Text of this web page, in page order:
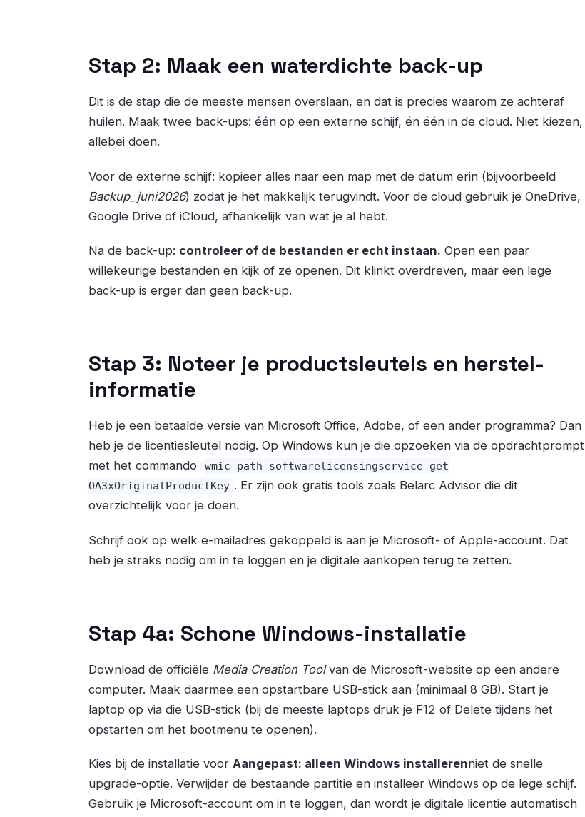
Stap 2: Maak een waterdichte back-up
Dit is de stap die de meeste mensen overslaan, en dat is precies waarom ze achteraf
huilen. Maak twee back-ups: één op een externe schijf, én één in de cloud. Niet kiezen,
allebei doen.
Voor de externe schijf: kopieer alles naar een map met de datum erin (bijvoorbeeld
Backup_juni2026) zodat je het makkelijk terugvindt. Voor de cloud gebruik je OneDrive,
Google Drive of iCloud, afhankelijk van wat je al hebt.
Na de back-up: controleer of de bestanden er echt instaan. Open een paar
willekeurige bestanden en kijk of ze openen. Dit klinkt overdreven, maar een lege
back-up is erger dan geen back-up.
Stap 3: Noteer je productsleutels en herstel-
informatie
Heb je een betaalde versie van Microsoft Office, Adobe, of een ander programma? Dan
heb je de licentiesleutel nodig. Op Windows kun je die opzoeken via de opdrachtprompt
met het commando
wmic path softwarelicensingservice get
OA3xOriginalProductKey . Er zijn ook gratis tools zoals Belarc Advisor die dit
overzichtelijk voor je doen.
Schrijf ook op welk e-mailadres gekoppeld is aan je Microsoft- of Apple-account. Dat
heb je straks nodig om in te loggen en je digitale aankopen terug te zetten.
Stap 4a: Schone Windows-installatie
Download de officiële Media Creation Toolvan de Microsoft-website op een andere
computer. Maak daarmee een opstartbare USB-stick aan (minimaal 8 GB). Start je
laptop op via die USB-stick (bij de meeste laptops druk je F12 of Delete tijdens het
opstarten om het bootmenu te openen).
Kies bij de installatie voor Aangepast: alleen Windows installerenniet de snelle
upgrade-optie. Verwijder de bestaande partitie en installeer Windows op de lege schijf.
Gebruik je Microsoft-account om in te loggen, dan wordt je digitale licentie automatisch